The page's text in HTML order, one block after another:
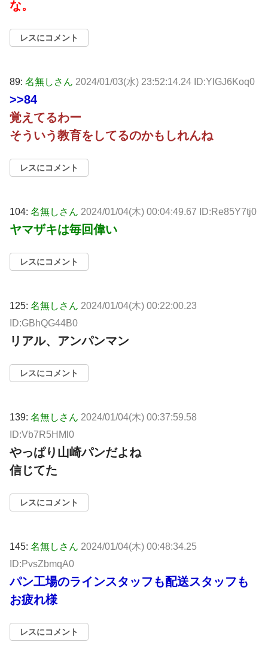
な。
レスにコメント
89: 名無しさん 2024/01/03(水) 23:52:14.24 ID:YlGJ6Koq0
>>84
覚えてるわー
そういう教育をしてるのかもしれんね
レスにコメント
104: 名無しさん 2024/01/04(木) 00:04:49.67 ID:Re85Y7tj0
ヤマザキは毎回偉い
レスにコメント
125: 名無しさん 2024/01/04(木) 00:22:00.23
ID:GBhQG44B0
リアル、アンパンマン
レスにコメント
139: 名無しさん 2024/01/04(木) 00:37:59.58
ID:Vb7R5HMl0
やっぱり山崎パンだよね
信じてた
レスにコメント
145: 名無しさん 2024/01/04(木) 00:48:34.25
ID:PvsZbmqA0
パン工場のラインスタッフも配送スタッフも
お疲れ様
レスにコメント